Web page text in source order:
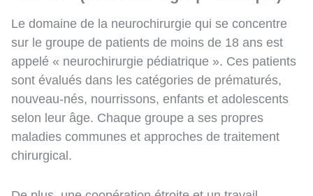
Le domaine de la neurochirurgie qui se concentre
sur le groupe de patients de moins de 18 ans est
appelé « neurochirurgie pédiatrique ». Ces patients
sont évalués dans les catégories de prématurés,
nouveau-nés, nourrissons, enfants et adolescents
selon leur âge. Chaque groupe a ses propres
maladies communes et approches de traitement
chirurgical.